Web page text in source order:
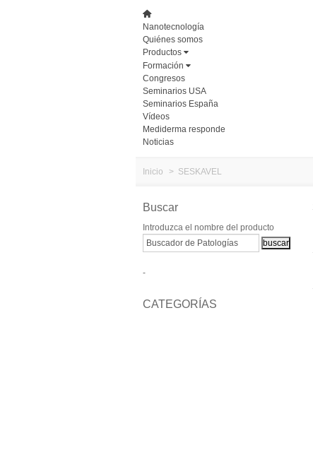
Nanotecnología
Quiénes somos
Productos
Formación
Congresos
Seminarios USA
Seminarios España
Vídeos
Mediderma responde
Noticias
Inicio > SESKAVEL
Buscar
Introduzca el nombre del producto
-
CATEGORÍAS